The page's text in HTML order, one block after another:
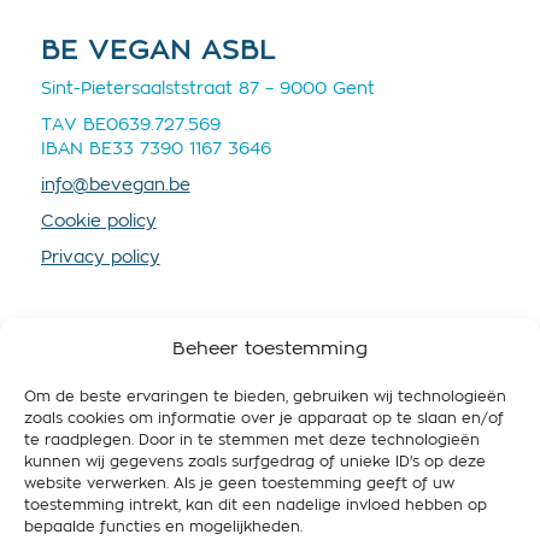
Beheer toestemming
Om de beste ervaringen te bieden, gebruiken wij technologieën
zoals cookies om informatie over je apparaat op te slaan en/of
te raadplegen. Door in te stemmen met deze technologieën
kunnen wij gegevens zoals surfgedrag of unieke ID's op deze
website verwerken. Als je geen toestemming geeft of uw
toestemming intrekt, kan dit een nadelige invloed hebben op
bepaalde functies en mogelijkheden.
BE VEGAN ASBL
Sint-Pietersaalststraat 87 – 9000 Gent
TAV BE0639.727.569
IBAN BE33 7390 1167 3646
info@bevegan.be
Cookie policy
Privacy policy
SOUTENEZ-NOUS
En devenant membre vous nous fournissez plus de
ressources, afin que nous puissions mieux
promouvoir le véganisme et travailler pour une
Belgique respectueuse de l’animal, des gens et de